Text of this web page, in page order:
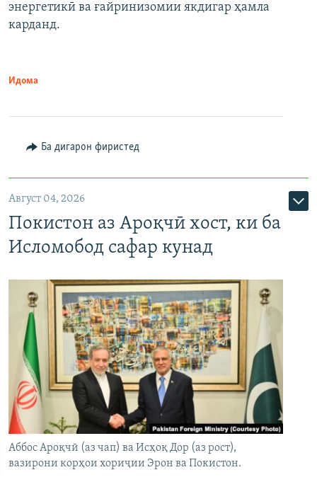
энергетикӣ ва ғайринизомии якдигар ҳамла
карданд.
Идома
Ба дигарон фиристед
Август 04, 2026
Покистон аз Ароқчӣ хост, ки ба
Исломобод сафар кунад
Аббос Ароқчӣ (аз чап) ва Исҳоқ Дор (аз рост),
вазирони корҳои хориҷии Эрон ва Покистон.